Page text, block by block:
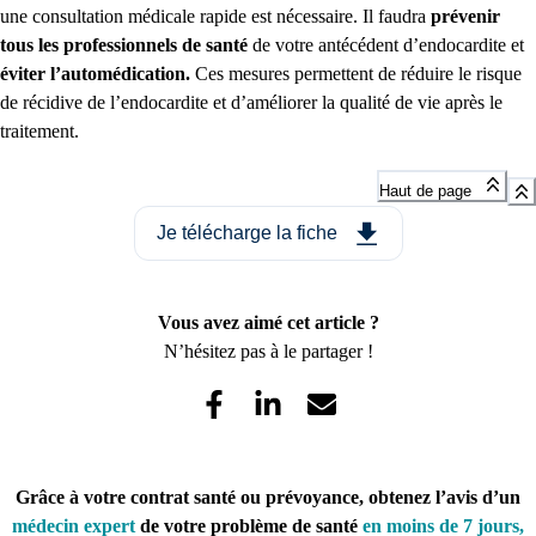
une consultation médicale rapide est nécessaire. Il faudra prévenir
tous les professionnels de santé de votre antécédent d’endocardite et
éviter l’automédication. Ces mesures permettent de réduire le risque
de récidive de l’endocardite et d’améliorer la qualité de vie après le
traitement.
Haut de page
Je télécharge la fiche
Vous avez aimé cet article ?
N’hésitez pas à le partager !
Grâce à votre contrat santé ou prévoyance, obtenez l’avis d’un
médecin expert de votre problème de santé en moins de 7 jours,